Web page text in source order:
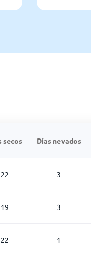
secos Días nevados
22 3
19 3
22 1